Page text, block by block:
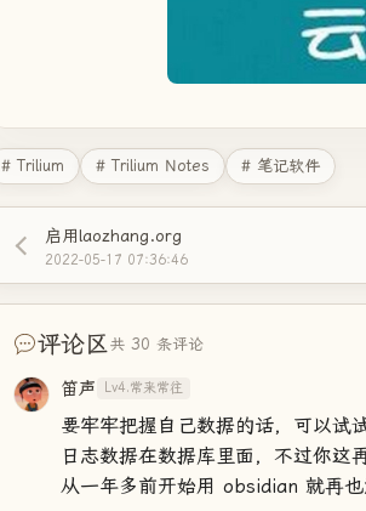
# Trilium # Trilium Notes # 笔记软件
启用laozhang.org
2022-05-17 07:36:46
评论区共 30 条评论
笛声 Lv4.常来常往
要牢牢把握自己数据的话，可以试
日志数据在数据库里面，不过你这
从一年多前开始用 obsidian 就再也